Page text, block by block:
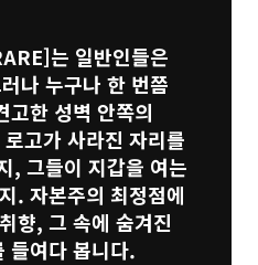
는 일반인들은
나 누구나 한 번쯤
고한 성벽 안쪽의
고가 사라진 자리를
, 그들이 지갑을 여는
. 자본주의 최정점에
향, 그 속에 숨겨진
들여다 봅니다.